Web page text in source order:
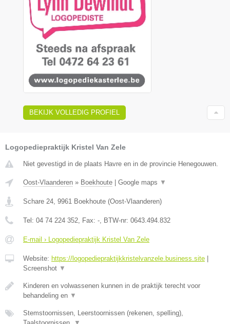
BEKIJK VOLLEDIG PROFIEL
Logopediepraktijk Kristel Van Zele
Niet gevestigd in de plaats Havre en in de provincie Henegouwen.
Oost-Vlaanderen » Boekhoute | Google maps ▼
Schare 24 9961 Boekhoute (Oost-Vlaanderen)
Tel: 04 74 224 352 , Fax: - , BTW-nr: 0643.494.832
E-mail › Logopediepraktijk Kristel Van Zele
Website: https://logopediepraktijkkristelvanzele.business.site |
Screenshot ▼
Kinderen en volwassenen kunnen in de praktijk terecht voor
behandeling en ▼
Stemstoornissen, Leerstoornissen (rekenen, spelling),